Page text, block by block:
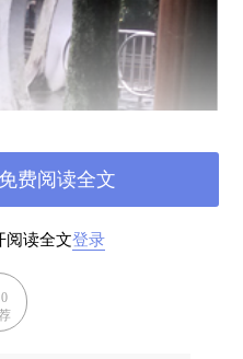
阅读全文登录
费阅读全文
0